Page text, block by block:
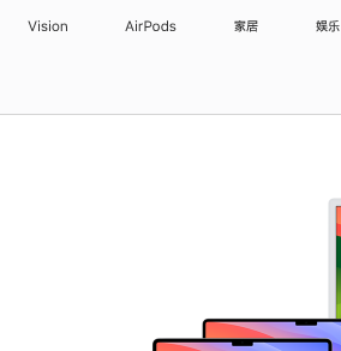
Vision AirPods 家居 娱乐